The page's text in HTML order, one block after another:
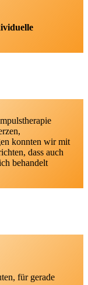
konnten wir mit
dass auch
behandelt
für gerade